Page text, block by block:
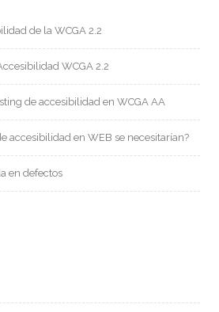
de la WCGA 2.2
WCGA 2.2
de accesibilidad en WCGA AA
accesibilidad en WEB se necesitarían?
en defectos